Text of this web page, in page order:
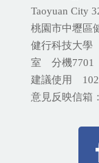
Taoyuan City
桃園市中壢區
健行科技大
室 分機7701
建議使用
意見反映信箱